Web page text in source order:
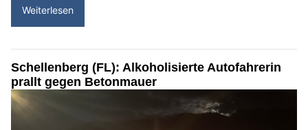
Weiterlesen
Schellenberg (FL): Alkoholisierte Autofahrerin
prallt gegen Betonmauer